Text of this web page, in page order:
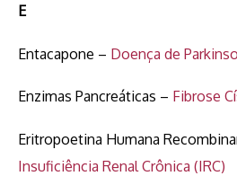
E
Entacapone – Doença de
Enzimas Pancreáticas – Fibrose
Eritropoetina Humana
Insuficiência Renal Crônica (IRC)